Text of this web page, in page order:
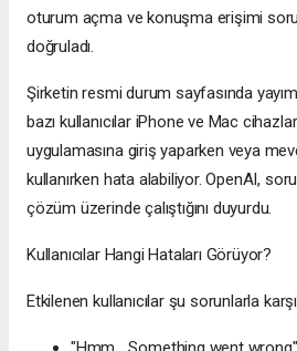
oturum açma ve konuşma erişimi
doğruladı.
Şirketin resmi durum sayfasında
bazı kullanıcılar iPhone ve Mac
uygulamasına giriş yaparken veya
kullanırken hata alabiliyor. OpenAI,
çözüm üzerinde çalıştığını duyurdu.
Kullanıcılar Hangi Hataları Görüyor?
Etkilenen kullanıcılar şu sorunlarla